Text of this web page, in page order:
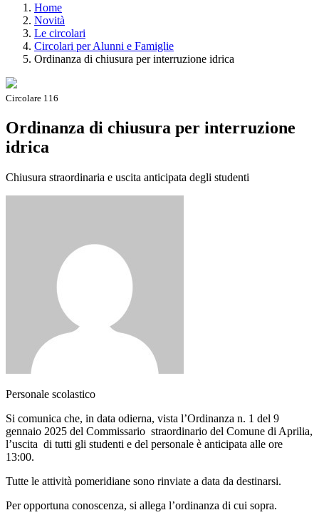
Home
Novità
Le circolari
Circolari per Alunni e Famiglie
Ordinanza di chiusura per interruzione idrica
Circolare 116
Ordinanza di chiusura per interruzione
idrica
Chiusura straordinaria e uscita anticipata degli studenti
Personale scolastico
Si comunica che, in data odierna, vista l’Ordinanza n. 1 del 9
gennaio 2025 del Commissario straordinario del Comune di Aprilia,
l’uscita di tutti gli studenti e del personale è anticipata alle ore
13:00.
Tutte le attività pomeridiane sono rinviate a data da destinarsi.
Per opportuna conoscenza, si allega l’ordinanza di cui sopra.